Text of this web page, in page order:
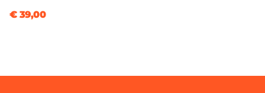
Fibra di legno
€ 39,00